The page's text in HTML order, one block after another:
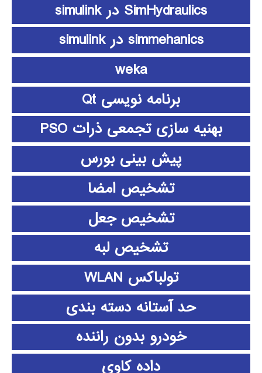
SimHydraulics در simulink
simmehanics در simulink
weka
برنامه نویسی Qt
بهنیه سازی تجمعی ذرات PSO
پیش بینی بورس
تشخیص امضا
تشخیص جعل
تشخیص لبه
تولباکس WLAN
حد آستانه دسته بندی
خودرو بدون راننده
داده كاوي